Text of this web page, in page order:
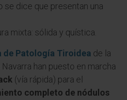
se dice que presentan una
mixta: sólida y quística.
de Patología Tiroidea de la
han puesto en marcha
(vía rápida) para el
completo de nódulos